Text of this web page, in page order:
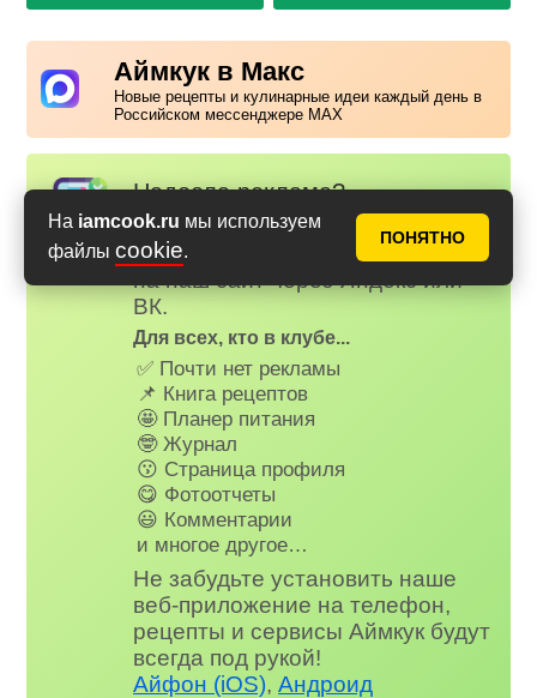
На iamcook.ru мы используем
файлы cookie.
ПОНЯТНО
Аймкук в Макс
Новые рецепты и кулинарные идеи каждый день в
Российском мессенджере MAX
Надоела реклама?
Вступайте в клуб Аймкук. Просто
зарегистируйтесь
или
на наш сайт через Яндекс или
ВК.
Для всех, кто в клубе...
✅ Почти нет рекламы
📌 Книга рецептов
🤩 Планер питания
🤓 Журнал
😗 Страница профиля
😋 Фотоотчеты
😃 Комментарии
и многое другое…
Не забудьте установить наше
веб-приложение на телефон,
рецепты и сервисы Аймкук будут
всегда под рукой!
Айфон (iOS),Андроид